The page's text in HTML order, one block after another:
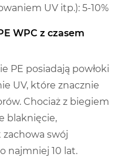
UV itp.): 5-10%
WPC z czasem
PE posiadają powłoki
UV, które znacznie
Chociaż z biegiem
blaknięcie,
swój
najmniej 10 lat.